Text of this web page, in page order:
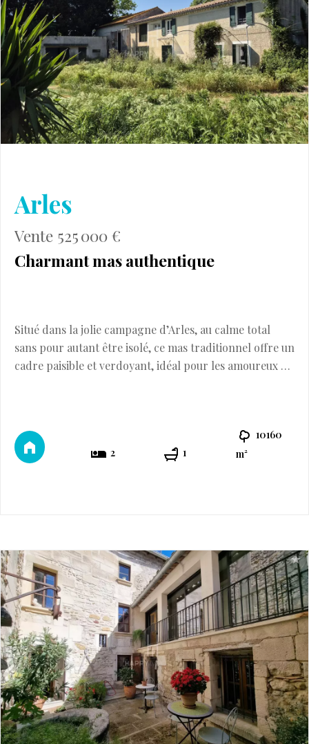
Arles
Vente 525 000 €
Charmant mas authentique
Situé dans la jolie campagne d’Arles, au calme total
sans pour autant être isolé, ce mas traditionnel offre un
cadre paisible et verdoyant, idéal pour les amoureux de
belle parcelle plane. Sa façade en pierres de taille et
2 1
10160
m²